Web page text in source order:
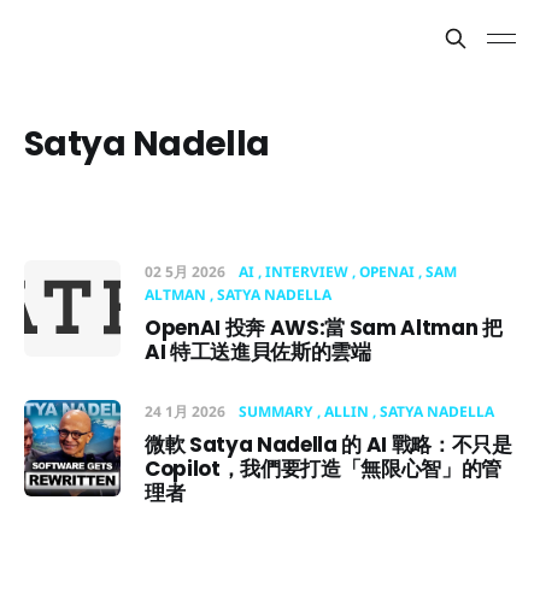
Satya Nadella
02 5月 2026 AI INTERVIEW OPENAI SAM
ALTMAN SATYA NADELLA
OpenAI 投奔 AWS:當 Sam Altman 把
AI 特工送進貝佐斯的雲端
24 1月 2026 SUMMARY ALLIN SATYA NADELLA
微軟 Satya Nadella 的 AI 戰略：不只是
Copilot，我們要打造「無限心智」的管
理者